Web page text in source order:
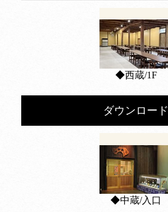
◆西蔵/1F
ダウンロード
◆中蔵/入口